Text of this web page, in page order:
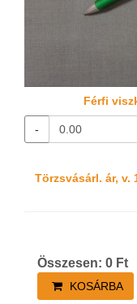
Férfi
-
Törzsvásárl. ár, v.
Összesen: 0 Ft
KOSÁRBA